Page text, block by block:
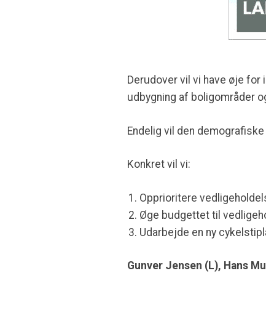
Derudover vil vi have øje
udbygning af boligområder
Endelig vil den
Konkret vil vi:
Opprioritere
Øge budgettet til
Udarbejde en ny
Gunver Jensen (L), Hans